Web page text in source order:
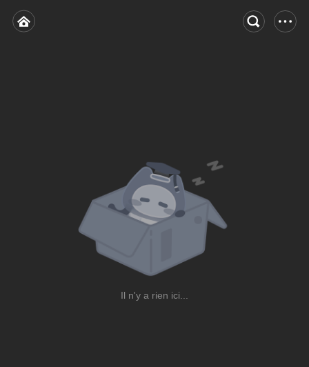
Il n'y a rien ici...